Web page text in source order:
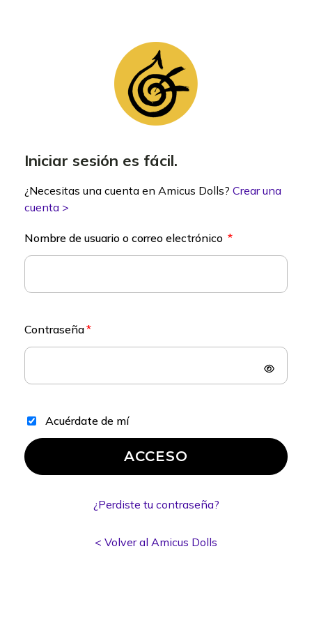
Iniciar sesión es fácil.
¿Necesitas una cuenta en Amicus Dolls? Crear una
cuenta >
Nombre de usuario o correo electrónico
Contraseña
Acuérdate de mí
ACCESO
¿Perdiste tu contraseña?
< Volver al Amicus Dolls